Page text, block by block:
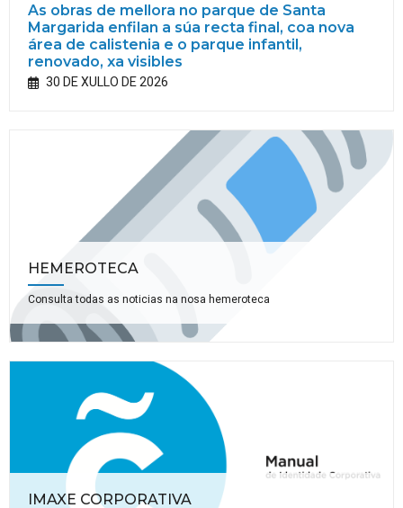
As obras de mellora no parque de Santa
Margarida enfilan a súa recta final, coa nova
área de calistenia e o parque infantil,
renovado, xa visibles
30 DE XULLO DE 2026
HEMEROTECA
Consulta todas as noticias na nosa hemeroteca
IMAXE CORPORATIVA